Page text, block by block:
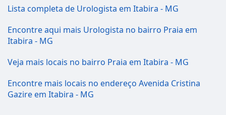
Lista completa de Urologista em Itabira - MG
Encontre aqui mais Urologista no bairro Praia em
Itabira - MG
Veja mais locais no bairro Praia em Itabira - MG
Encontre mais locais no endereço Avenida Cristina
Gazire em Itabira - MG